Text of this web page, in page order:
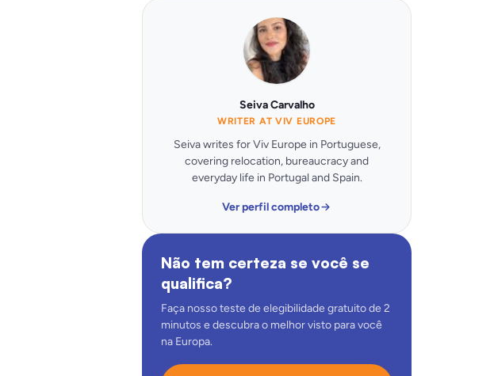
Seiva Carvalho
WRITER AT VIV EUROPE
Seiva writes for Viv Europe in Portuguese,
covering relocation, bureaucracy and
everyday life in Portugal and Spain.
Ver perfil completo
Não tem certeza se você se
qualifica?
Faça nosso teste de elegibilidade gratuito de 2
minutos e descubra o melhor visto para você
na Europa.